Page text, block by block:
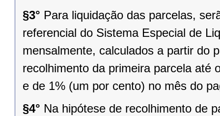
§3° Para liquidação das parcelas,
referencial do Sistema Especial de
mensalmente, calculados a partir do
recolhimento da primeira parcela até
e de 1% (um por cento) no mês do
§4° Na hipótese de recolhimento de